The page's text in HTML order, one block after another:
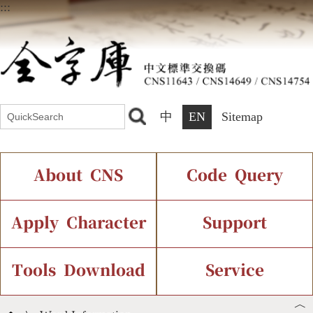
:::
中 EN Sitemap
About CNS
Introduction Current Status
Chinese Code Status
Code Query
IDS Query
Components Query
Apply Character
Application Process
Support
Font Instant Display
Tools Download Service
︿